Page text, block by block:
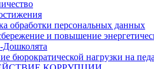
обработки персональных данных
и повышение
Дошколята
бюрократической нагрузки на